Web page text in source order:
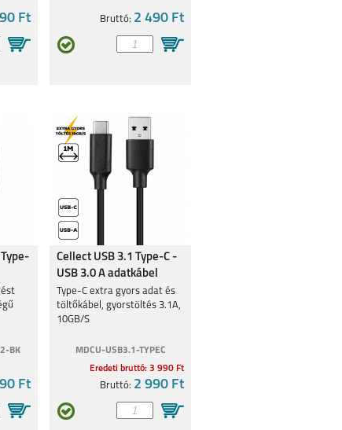
Ft Bruttó: 2 490 Ft
BK
Ft
Cellect USB 3.1 Type-C -
USB 3.0 A adatkábel
Type-C extra gyors adat és
töltőkábel, gyorstöltés 3.1A,
10GB/S
MDCU-USB3.1-TYPEC
Eredeti bruttó: 3 990 Ft
Bruttó: 2 990 Ft